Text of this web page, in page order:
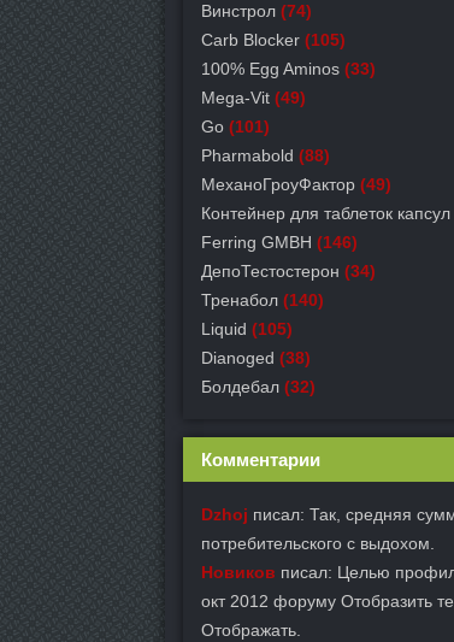
Винстрол (74)
Carb Blocker (105)
100% Egg Aminos (33)
Mega-Vit (49)
Go (101)
Pharmabold (88)
МеханоГроуФактор (49)
Контейнер для таблеток капсул
Ferring GMBH (146)
ДепоТестостерон (34)
Тренабол (140)
Liquid (105)
Dianoged (38)
Болдебал (32)
Комментарии
Dzhoj писал: Так, средняя
потребительского с выдохом.
Новиков писал: Целью
окт 2012 форуму Отобразить
Отображать.